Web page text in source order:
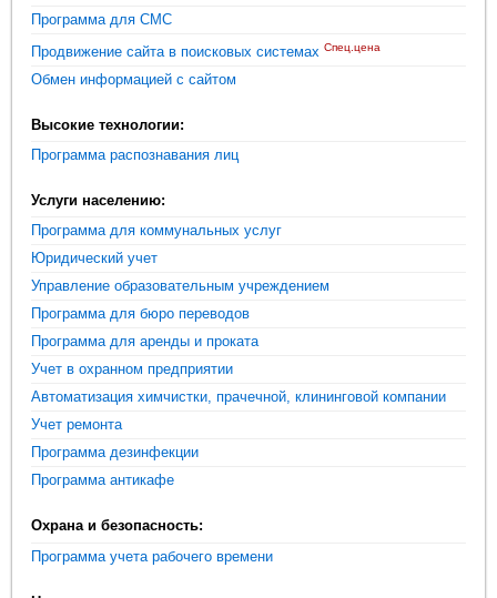
Программа для СМС
Продвижение сайта в поисковых системах Спец.цена
Обмен информацией с сайтом
Высокие технологии:
Программа распознавания лиц
Услуги населению:
Программа для коммунальных услуг
Юридический учет
Управление образовательным учреждением
Программа для бюро переводов
Программа для аренды и проката
Учет в охранном предприятии
Автоматизация химчистки, прачечной, клининговой компании
Учет ремонта
Программа дезинфекции
Программа антикафе
Охрана и безопасность:
Программа учета рабочего времени